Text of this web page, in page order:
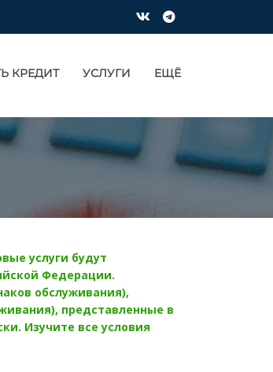
КРЕДИТ УСЛУГИ ЕЩЁ
услуги будут
Федерации.
обслуживания),
представленные в
Изучите все условия